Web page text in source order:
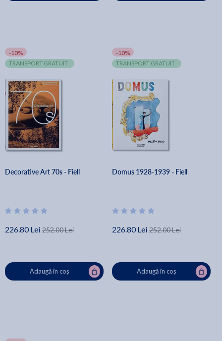
-10%
TRANSPORT GRATUIT
Decorative Art 70s - Fiell
226.80 Lei 252.00 Lei
Adaugă în coș
-10%
TRANSPORT GRATUIT
Domus 1928-1939 - Fiell
226.80 Lei 252.00 Lei
Adaugă în coș